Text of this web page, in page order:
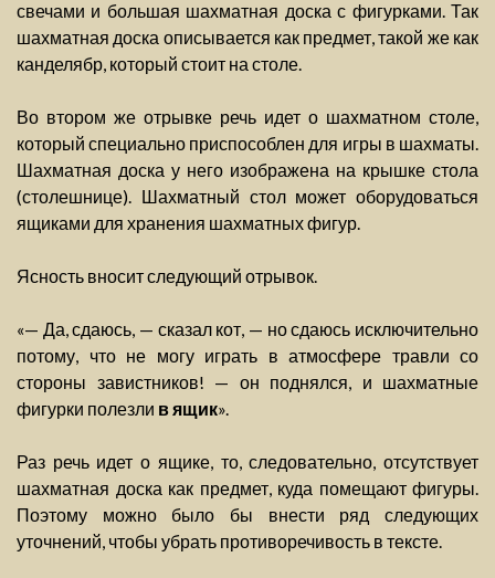
свечами и большая шахматная доска с фигурками. Так
шахматная доска описывается как предмет, такой же как
канделябр, который стоит на столе.
Во втором же отрывке речь идет о шахматном столе,
который специально приспособлен для игры в шахматы.
Шахматная доска у него изображена на крышке стола
(столешнице). Шахматный стол может оборудоваться
ящиками для хранения шахматных фигур.
Ясность вносит следующий отрывок.
«— Да, сдаюсь, — сказал кот, — но сдаюсь исключительно
потому, что не могу играть в атмосфере травли со
стороны завистников! — он поднялся, и шахматные
фигурки полезли в ящик».
Раз речь идет о ящике, то, следовательно, отсутствует
шахматная доска как предмет, куда помещают фигуры.
Поэтому можно было бы внести ряд следующих
уточнений, чтобы убрать противоречивость в тексте.